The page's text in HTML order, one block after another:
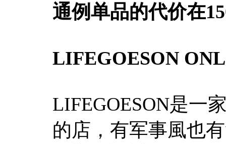
通例单品的代价在
LIFEGOESON
LIFEGOESON是一
的店，有军事風也